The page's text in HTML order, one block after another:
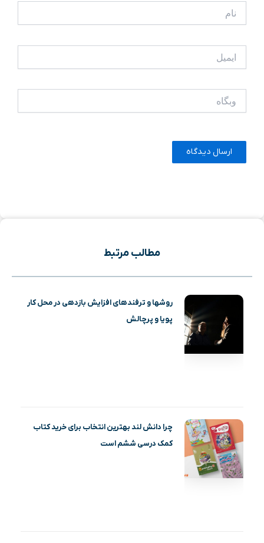
مطالب مرتبط
روشها و ترفندهای افزایش بازدهی در محل کار
پویا و پرچالش
چرا دانش لند بهترین انتخاب برای خرید کتاب
کمک درسی ششم است